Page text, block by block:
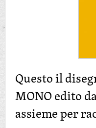
Questo il
MONO edito
assieme per